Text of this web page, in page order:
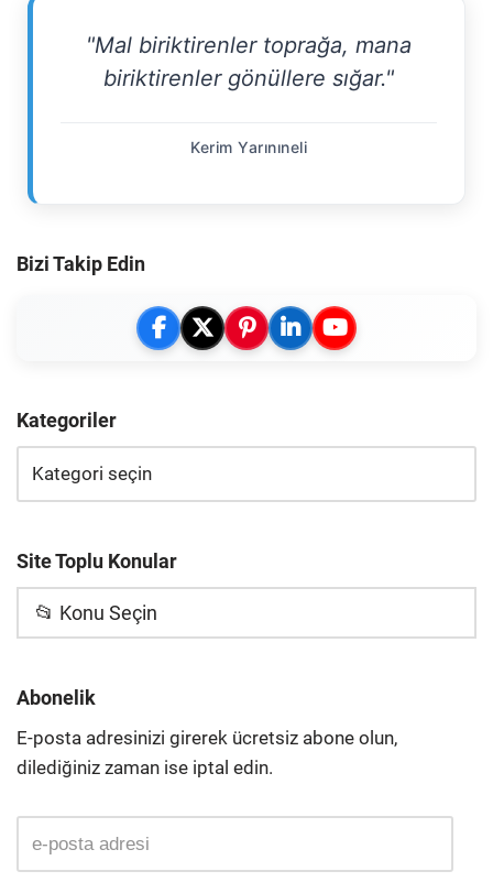
"Mal biriktirenler toprağa, mana
biriktirenler gönüllere sığar."
Kerim Yarınıneli
Bizi Takip Edin
Kategoriler
Site Toplu Konular
📂 Konu Seçin
Abonelik
E-posta adresinizi girerek ücretsiz abone olun,
dilediğiniz zaman ise iptal edin.